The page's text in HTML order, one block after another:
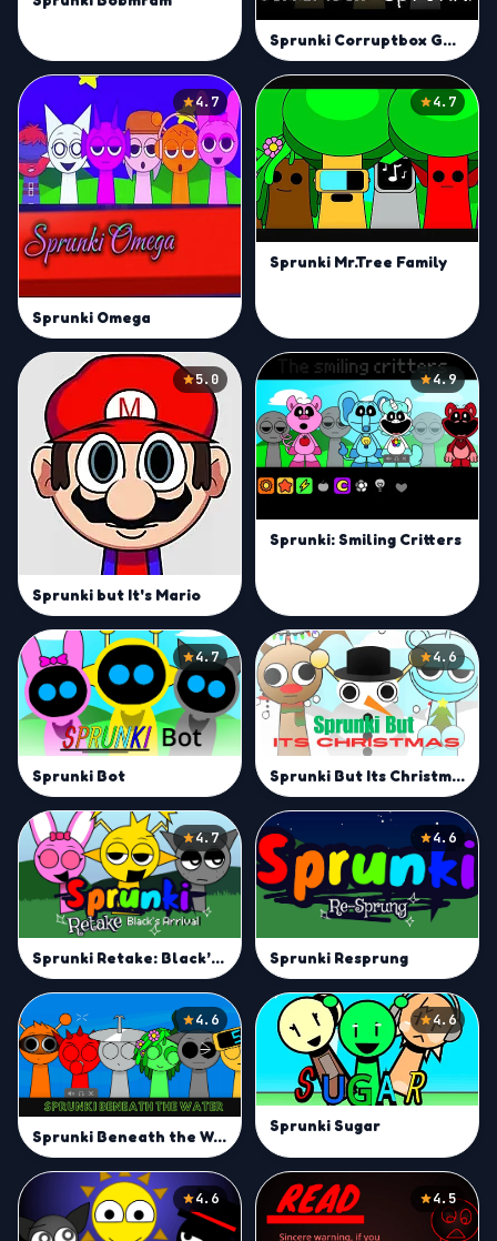
Sprunki Corruptbox Goreless
4.7
Sprunki Omega
4.7
Sprunki Mr.Tree Family
5.0
Sprunki but It's Mario
4.9
Sprunki: Smiling Critters
4.7
Sprunki Bot
4.6
Sprunki But Its Christmas
4.7
Sprunki Retake: Black’s Arrival
4.6
Sprunki Resprung
4.6
Sprunki Beneath the Water
4.6
Sprunki Sugar
4.6 4.5